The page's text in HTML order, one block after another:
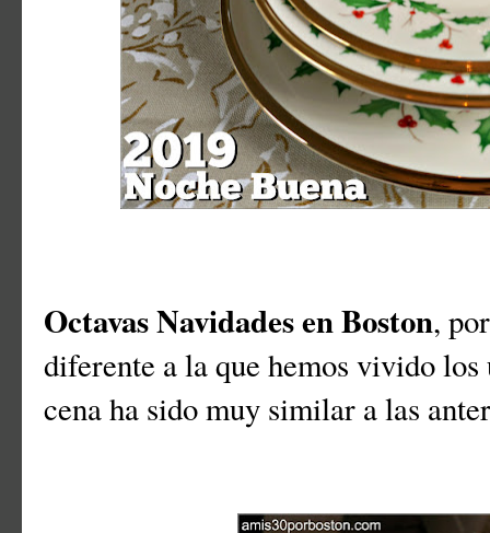
Octavas Navidades en Boston,
diferente a la que hemos vivido
cena ha sido muy similar a las